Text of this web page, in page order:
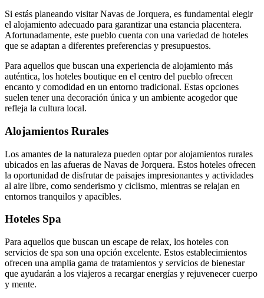
Si estás planeando visitar Navas de Jorquera, es fundamental elegir
el alojamiento adecuado para garantizar una estancia placentera.
Afortunadamente, este pueblo cuenta con una variedad de hoteles
que se adaptan a diferentes preferencias y presupuestos.
Para aquellos que buscan una experiencia de alojamiento más
auténtica, los hoteles boutique en el centro del pueblo ofrecen
encanto y comodidad en un entorno tradicional. Estas opciones
suelen tener una decoración única y un ambiente acogedor que
refleja la cultura local.
Alojamientos Rurales
Los amantes de la naturaleza pueden optar por alojamientos rurales
ubicados en las afueras de Navas de Jorquera. Estos hoteles ofrecen
la oportunidad de disfrutar de paisajes impresionantes y actividades
al aire libre, como senderismo y ciclismo, mientras se relajan en
entornos tranquilos y apacibles.
Hoteles Spa
Para aquellos que buscan un escape de relax, los hoteles con
servicios de spa son una opción excelente. Estos establecimientos
ofrecen una amplia gama de tratamientos y servicios de bienestar
que ayudarán a los viajeros a recargar energías y rejuvenecer cuerpo
y mente.